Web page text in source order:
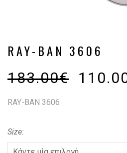
RAY-BAN 3606
183.00€
RAY-BAN 3606
Size